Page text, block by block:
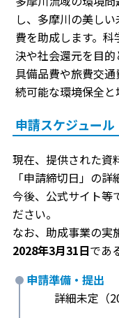
し、多摩川の美し
費を助成します。
決や社会還元を目
具備品費や旅費交
続可能な環境保全と
申請スケジュール
現在、提供された資
「申請締切日」の
今後、公式サイト等
ださい。
なお、助成事業の実
2028年3月31日であ
申請準備・提出
詳細未定（